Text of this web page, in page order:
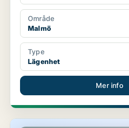
Område
Malmö
Type
Lägenhet
Mer info
Lägenhet i Malmö